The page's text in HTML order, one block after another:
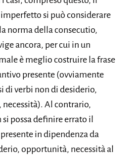
si può considerare
norma della consecutio,
ancora, per cui in un
è meglio costruire la frase
presente (ovviamente
di verbi non di desiderio,
Al contrario,
si possa definire errato il
in dipendenza da
opportunità, necessità al